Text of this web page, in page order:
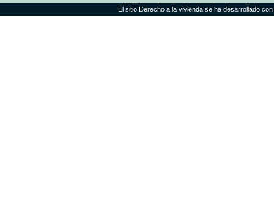
El sitio Derecho a la vivienda se ha desarrollado